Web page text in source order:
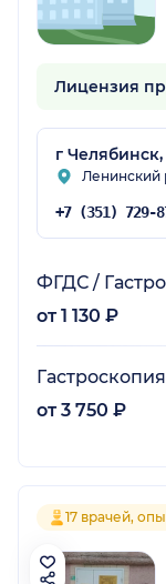
Лицензия
г
Ленинский
ФГДС /
от 1 130 ₽
от 3 750 ₽
17 врачей,